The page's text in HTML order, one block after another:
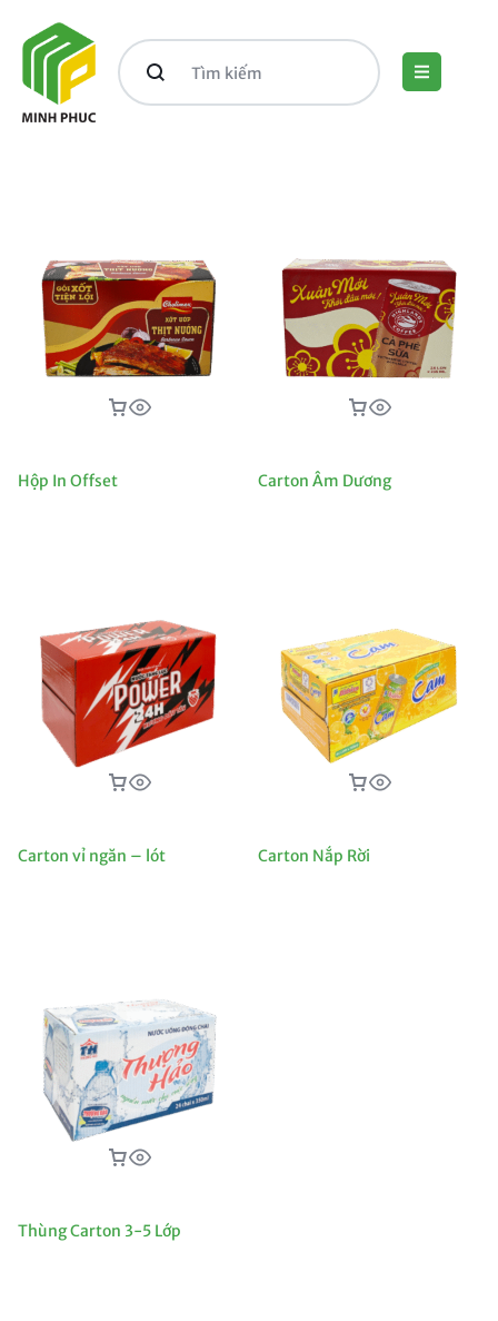
Hộp In Offset Carton Âm Dương
Carton vỉ ngăn – lót Carton Nắp Rời
Thùng Carton 3-5 Lớp